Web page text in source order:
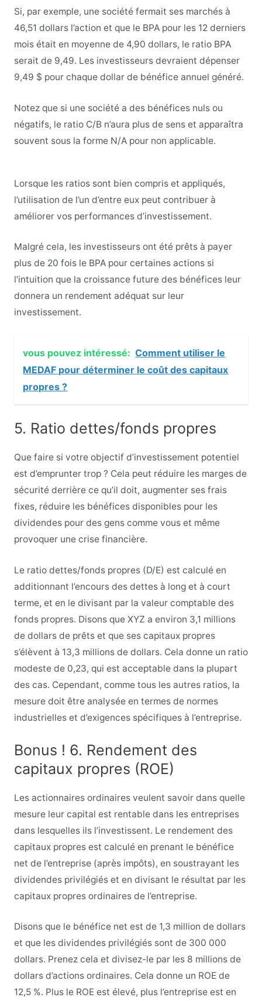
Si, par exemple, une société fermait ses marchés à
46,51 dollars l’action et que le BPA pour les 12 derniers
mois était en moyenne de 4,90 dollars, le ratio BPA
serait de 9,49. Les investisseurs devraient dépenser
9,49 $ pour chaque dollar de bénéfice annuel généré.
Notez que si une société a des bénéfices nuls ou
négatifs, le ratio C/B n’aura plus de sens et apparaîtra
souvent sous la forme N/A pour non applicable.
Lorsque les ratios sont bien compris et appliqués,
l’utilisation de l’un d’entre eux peut contribuer à
améliorer vos performances d’investissement.
Malgré cela, les investisseurs ont été prêts à payer
plus de 20 fois le BPA pour certaines actions si
l’intuition que la croissance future des bénéfices leur
donnera un rendement adéquat sur leur
investissement.
vous pouvez intéressé: Comment utiliser le
MEDAF pour déterminer le coût des capitaux
propres ?
5. Ratio dettes/fonds propres
Que faire si votre objectif d’investissement potentiel
est d’emprunter trop ? Cela peut réduire les marges de
sécurité derrière ce qu’il doit, augmenter ses frais
fixes, réduire les bénéfices disponibles pour les
dividendes pour des gens comme vous et même
provoquer une crise financière.
Le ratio dettes/fonds propres (D/E) est calculé en
additionnant l’encours des dettes à long et à court
terme, et en le divisant par la valeur comptable des
fonds propres. Disons que XYZ a environ 3,1 millions
de dollars de prêts et que ses capitaux propres
s’élèvent à 13,3 millions de dollars. Cela donne un ratio
modeste de 0,23, qui est acceptable dans la plupart
des cas. Cependant, comme tous les autres ratios, la
mesure doit être analysée en termes de normes
industrielles et d’exigences spécifiques à l’entreprise.
Bonus ! 6. Rendement des
capitaux propres (ROE)
Les actionnaires ordinaires veulent savoir dans quelle
mesure leur capital est rentable dans les entreprises
dans lesquelles ils l’investissent. Le rendement des
capitaux propres est calculé en prenant le bénéfice
net de l’entreprise (après impôts), en soustrayant les
dividendes privilégiés et en divisant le résultat par les
capitaux propres ordinaires de l’entreprise.
Disons que le bénéfice net est de 1,3 million de dollars
et que les dividendes privilégiés sont de 300 000
dollars. Prenez cela et divisez-le par les 8 millions de
dollars d’actions ordinaires. Cela donne un ROE de
12,5 %. Plus le ROE est élevé, plus l’entreprise est en